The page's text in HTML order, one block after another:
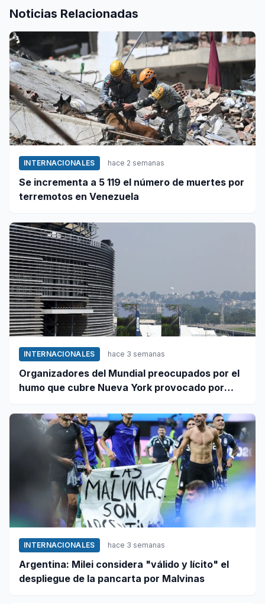
Noticias Relacionadas
INTERNACIONALES hace 2 semanas
Se incrementa a 5 119 el número de muertes por
terremotos en Venezuela
INTERNACIONALES hace 3 semanas
Organizadores del Mundial preocupados por el
humo que cubre Nueva York provocado por
INTERNACIONALES hace 3 semanas
Argentina: Milei considera "válido y lícito" el
despliegue de la pancarta por Malvinas